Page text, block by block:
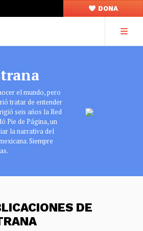
DONA
el mundo, pero
tratar de entender
seis años la Red
Pie de Página, un
la narrativa del
Siempre
DE